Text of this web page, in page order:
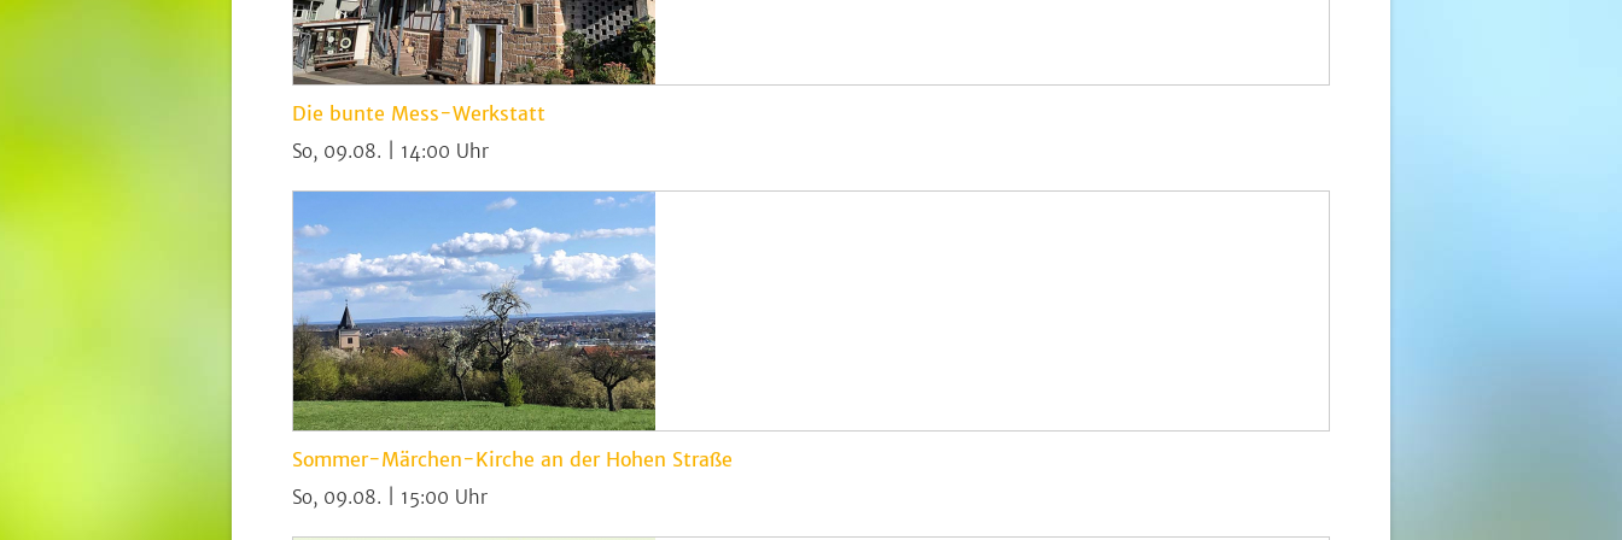
Die bunte Mess-Werkstatt
So, 09.08. | 14:00
Sommer-Märchen-Kirche an der Hohen Straße
So, 09.08. | 15:00